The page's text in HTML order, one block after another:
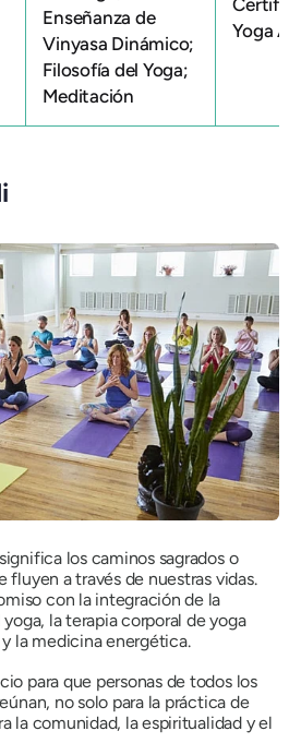
Enseñanza de
Vinyasa Dinámico;
Filosofía del Yoga;
Meditación
Yoga
los caminos sagrados o
fluyen a través de nuestras vidas.
con la integración de la
la terapia corporal de yoga
la medicina energética.
para que personas de todos los
no solo para la práctica de
la comunidad, la espiritualidad y el